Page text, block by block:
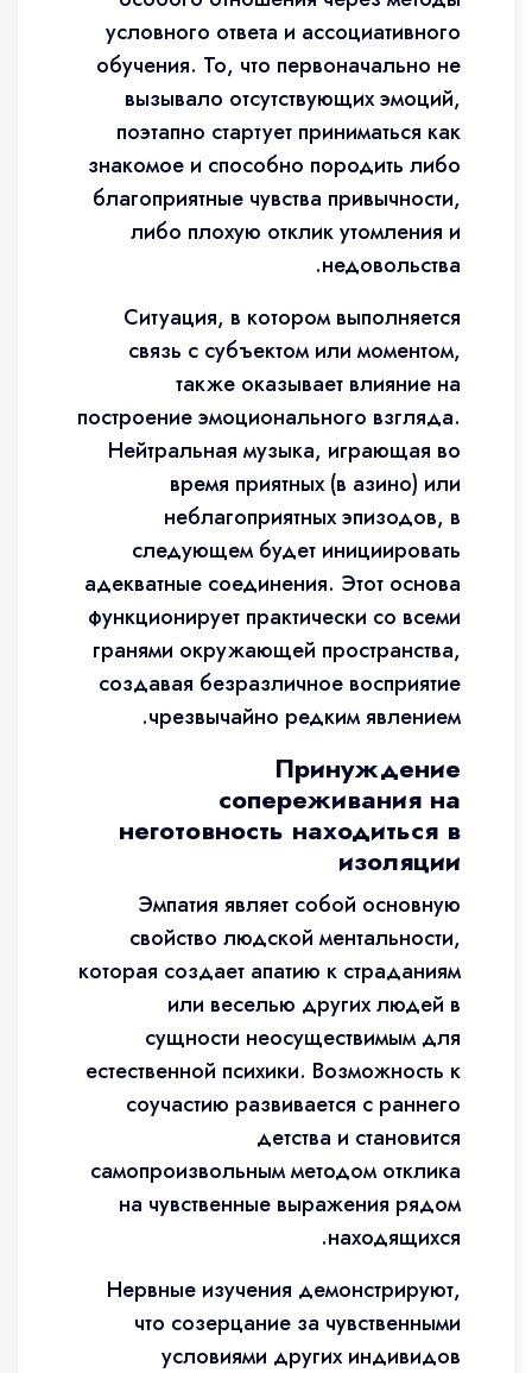
условного ответа и ассоциативного
обучения. То, что первоначально не
вызывало отсутствующих эмоций,
поэтапно стартует приниматься как
знакомое и способно породить либо
благоприятные чувства привычности,
либо плохую отклик утомления и
недовольства.
Ситуация, в котором выполняется
связь с субъектом или моментом,
также оказывает влияние на
построение эмоционального взгляда.
Нейтральная музыка, играющая во
время приятных (в азино) или
неблагоприятных эпизодов, в
следующем будет инициировать
адекватные соединения. Этот основа
функционирует практически со всеми
гранями окружающей пространства,
создавая безразличное восприятие
чрезвычайно редким явлением.
Принуждение
сопереживания на
неготовность находиться в
изоляции
Эмпатия являет собой основную
свойство людской ментальности,
которая создает апатию к страданиям
или веселью других людей в
сущности неосуществимым для
естественной психики. Возможность к
соучастию развивается с раннего
детства и становится
самопроизвольным методом отклика
на чувственные выражения рядом
находящихся.
Нервные изучения демонстрируют,
что созерцание за чувственными
условиями других индивидов